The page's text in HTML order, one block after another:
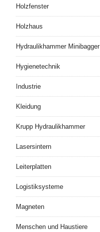
Holzfenster
Holzhaus
Hydraulikhammer Minibagger
Hygienetechnik
Industrie
Kleidung
Krupp Hydraulikhammer
Lasersintern
Leiterplatten
Logistiksysteme
Magneten
Menschen und Haustiere